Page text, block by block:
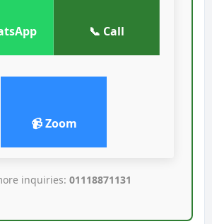
Call 📞
💬
Zoom 📹
inquiries: 01118871131